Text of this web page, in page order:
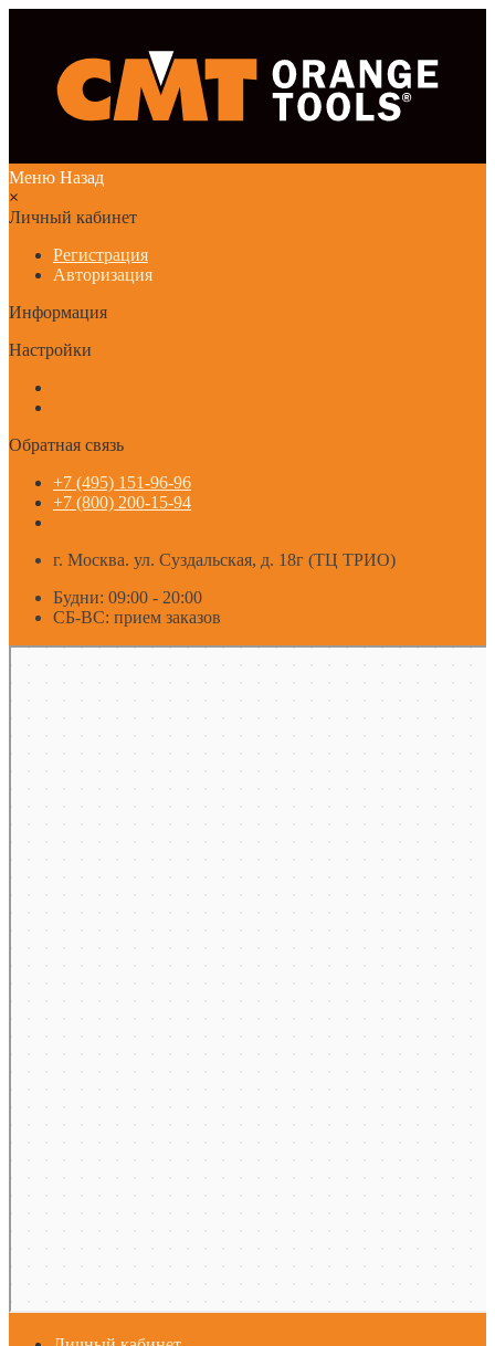
Меню Назад
×
Личный кабинет
Регистрация
Авторизация
Информация
Настройки
Обратная связь
+7 (495) 151-96-96
+7 (800) 200-15-94
г. Москва. ул. Суздальская, д. 18г (ТЦ ТРИО)
Будни: 09:00 - 20:00
СБ-ВС: прием заказов